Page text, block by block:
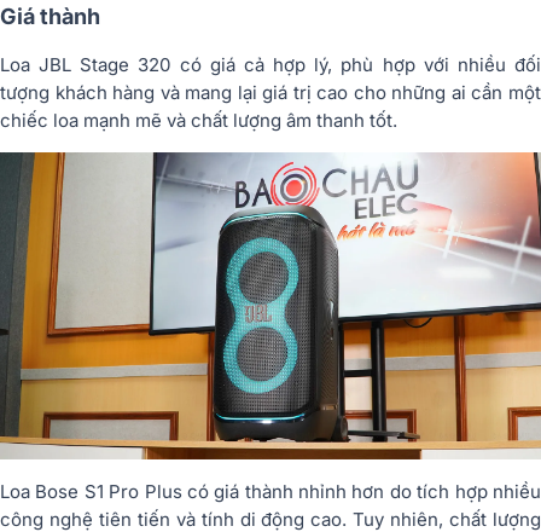
Giá thành
Loa JBL Stage 320 có giá cả hợp lý, phù hợp với nhiều đối
tượng khách hàng và mang lại giá trị cao cho những ai cần một
chiếc loa mạnh mẽ và chất lượng âm thanh tốt.
Loa Bose S1 Pro Plus có giá thành nhỉnh hơn do tích hợp nhiều
công nghệ tiên tiến và tính di động cao. Tuy nhiên, chất lượng